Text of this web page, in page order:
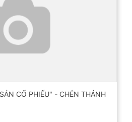
CỔ PHIẾU" - CHÉN THÁNH